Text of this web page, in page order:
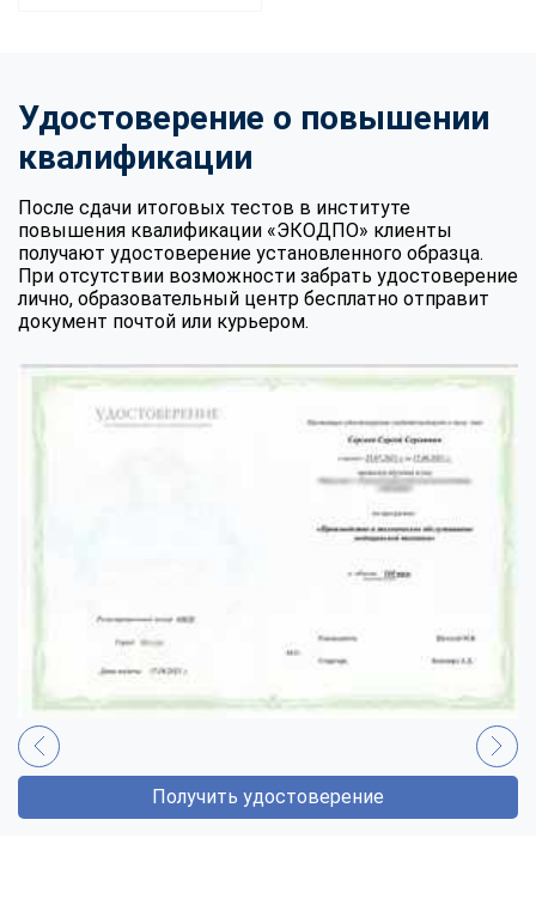
Удостоверение о повышении
квалификации
После сдачи итоговых тестов в институте
повышения квалификации «ЭКОДПО» клиенты
получают удостоверение установленного образца.
При отсутствии возможности забрать удостоверение
лично, образовательный центр бесплатно отправит
документ почтой или курьером.
Получить удостоверение